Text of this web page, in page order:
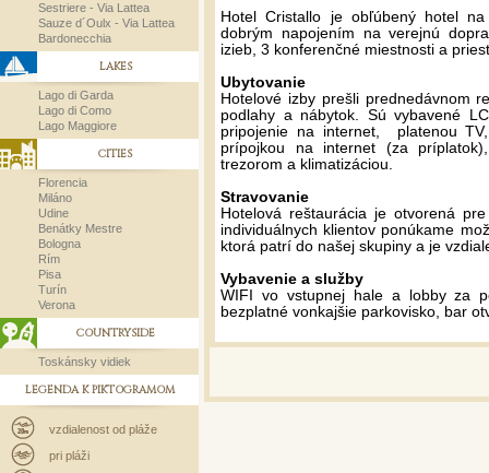
Sestriere - Via Lattea
Sauze d´Oulx - Via Lattea
Bardonecchia
LAKES
Lago di Garda
Lago di Como
Lago Maggiore
CITIES
Florencia
Miláno
Udine
Benátky Mestre
Bologna
Rím
Pisa
Turín
Verona
COUNTRYSIDE
Toskánsky vidiek
LEGENDA K PIKTOGRAMOM
vzdialenost od pláže
pri pláži
Hotel Cristallo je obľúbený hotel
dobrým napojením na verejnú
izieb, 3 konferenčné miestnosti a
Ubytovanie
Hotelové izby prešli prednedávnom
podlahy a nábytok. Sú vybavené
pripojenie na internet, platenou
prípojkou na internet (za
trezorom a klimatizáciou.
Stravovanie
Hotelová reštaurácia je otvorená
individuálnych klientov ponúkame
ktorá patrí do našej skupiny a je
Vybavenie a služby
WIFI vo vstupnej hale a lobby za
bezplatné vonkajšie parkovisko, bar